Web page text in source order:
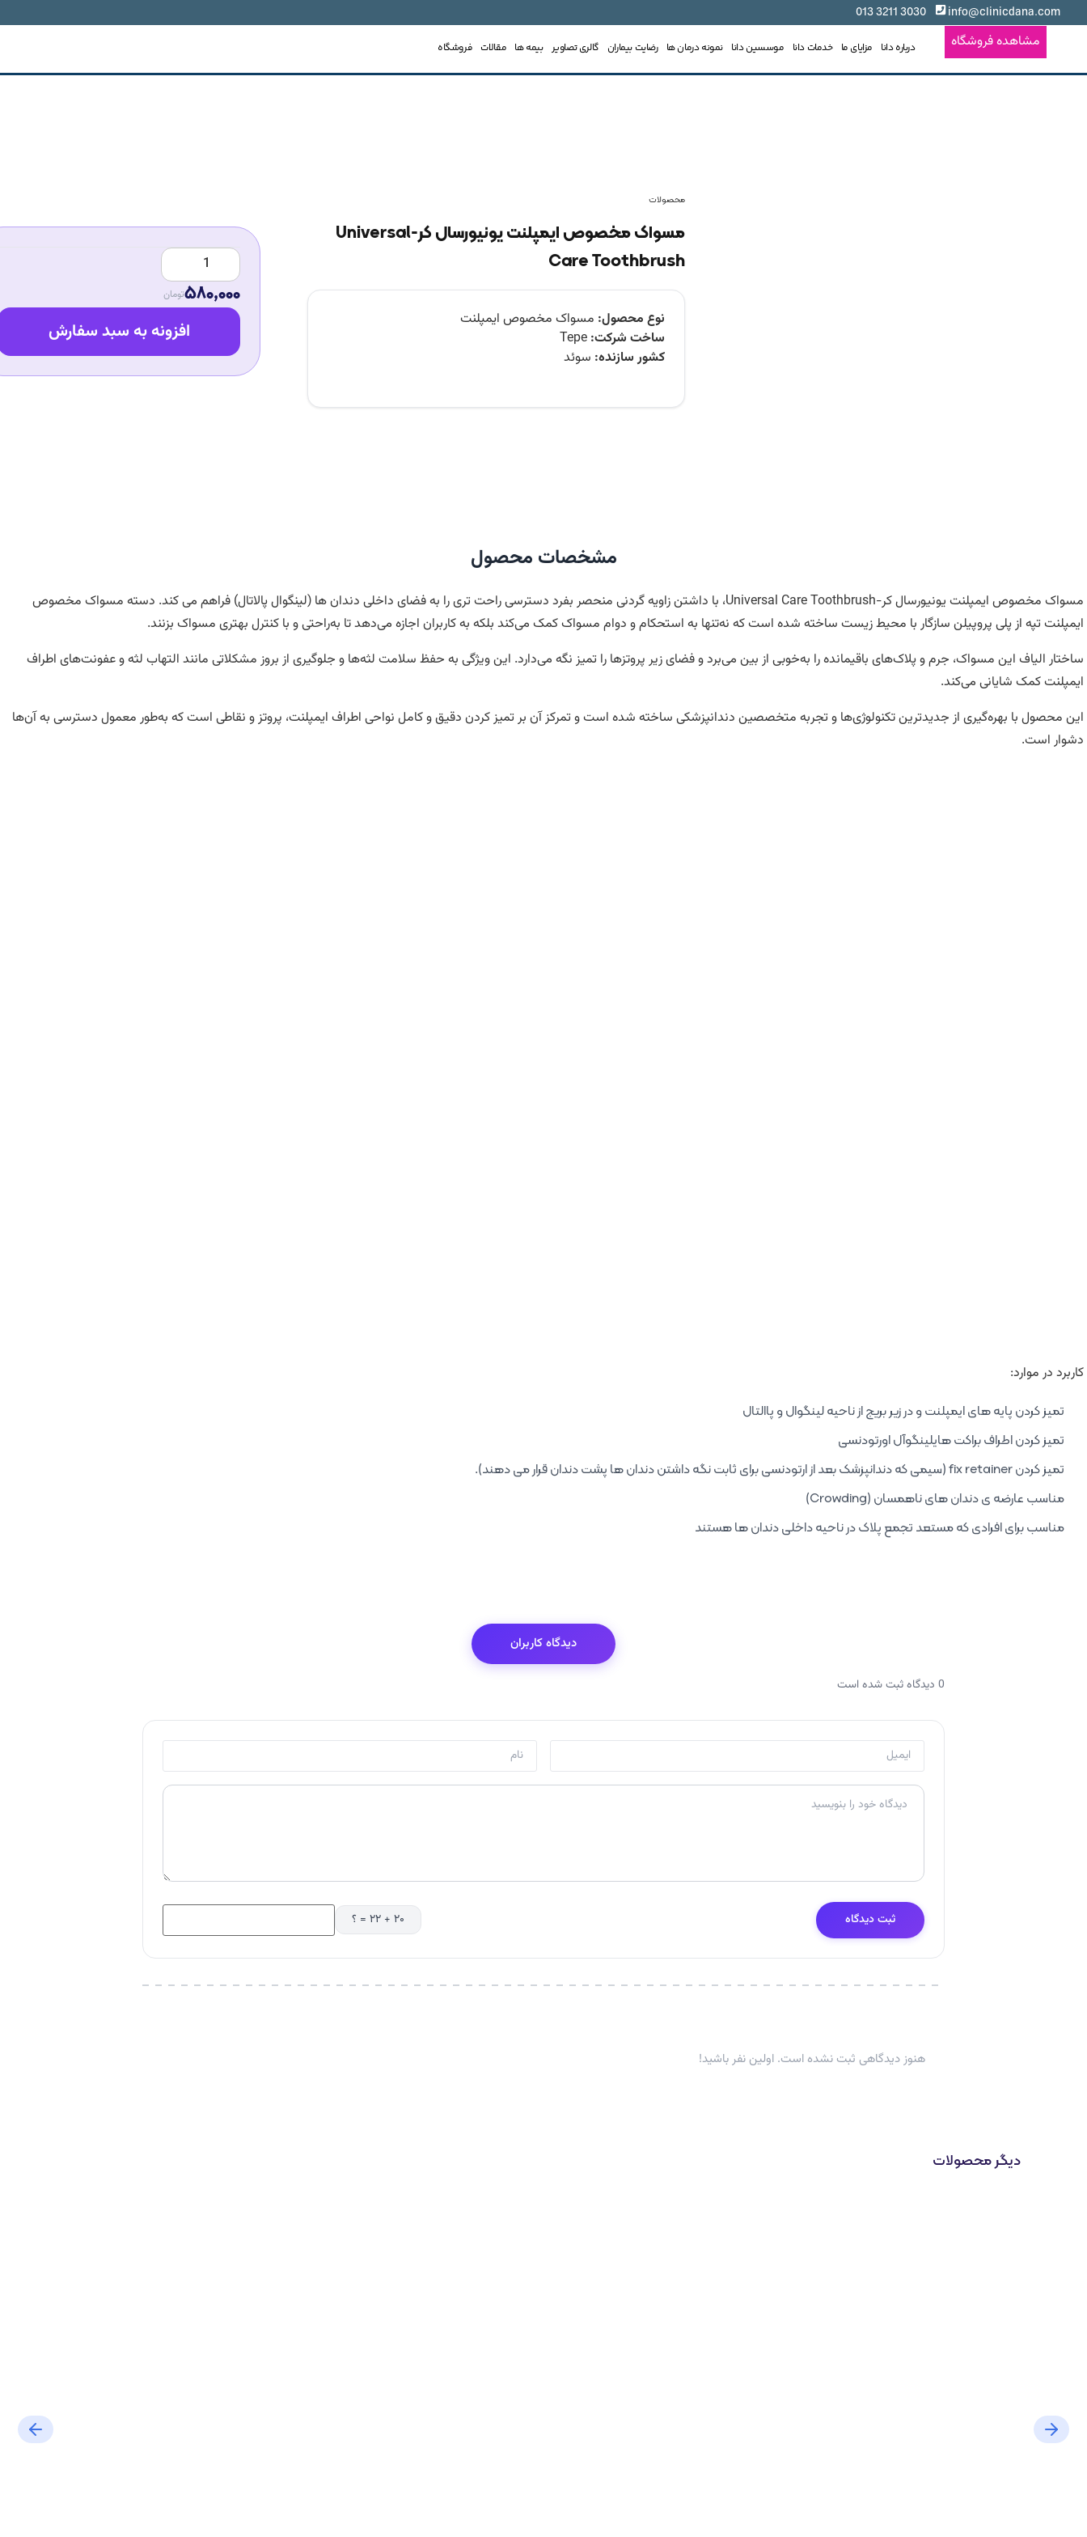
info@clinicdana.com
3030 3211 013
مشاهده فروشگاه درباره دانا مزایای ما خدمات دانا موسسین دانا نمونه درمان ها رضایت بیماران گالری تصاویر بیمه ها مقالات فروشگاه
محصولات
مسواک مخصوص ایمپلنت یونیورسال کر-Universal
Care Toothbrush
نوع محصول: مسواک مخصوص ایمپلنت
ساخت شرکت:
کشور سازنده: سوئد
580,000تومان
افزونه به سبد سفارش
مشخصات محصول
مسواک مخصوص ایمپلنت یونیورسال کر-Universal Care Toothbrush، با داشتن زاویه گردنی منحصر بفرد دسترسی راحت تری را به فضای داخلی دندان ها (لینگوال پالاتال) فراهم می کند. دسته مسواک مخصوص
ایمپلنت تپه از پلی پروپیلن سازگار با محیط زیست ساخته شده است که نه‌تنها به استحکام و دوام مسواک کمک می‌کند بلکه به کاربران اجازه می‌دهد تا به‌راحتی و با کنترل بهتری مسواک بزنند.
ساختار الیاف این مسواک، جرم و پلاک‌های باقیمانده را به‌خوبی از بین می‌برد و فضای زیر پروتزها را تمیز نگه می‌دارد. این ویژگی به حفظ سلامت لثه‌ها و جلوگیری از بروز مشکلاتی مانند التهاب لثه و عفونت‌های اطراف
ایمپلنت کمک شایانی می‌کند.
این محصول با بهره‌گیری از جدیدترین تکنولوژی‌ها و تجربه متخصصین دندانپزشکی ساخته شده است و تمرکز آن بر تمیز کردن دقیق و کامل نواحی اطراف ایمپلنت، پروتز و نقاطی است که به‌طور معمول دسترسی به آن‌ها
دشوار است.
کاربرد در موارد:
تمیز کردن پایه های ایمپلنت و در زیر بریج از ناحیه لینگوال و پاالتال
تمیز کردن اطراف براکت هایلینگوآل اورتودنسی
تمیز کردن fix retainer (سیمی که دندانپزشک بعد از ارتودنسی برای ثابت نگه داشتن دندان ها پشت دندان قرار می دهند).
مناسب عارضه ی دندان های ناهمسان (Crowding)
مناسب برای افرادی که مستعد تجمع پلاک در ناحیه داخلی دندان ها هستند
دیدگاه کاربران
0 دیدگاه ثبت شده است
ثبت دیدگاه ۲۰ + ۲۲ = ؟
هنوز دیدگاهی ثبت نشده است. اولین نفر باشید!
دیگر محصولات